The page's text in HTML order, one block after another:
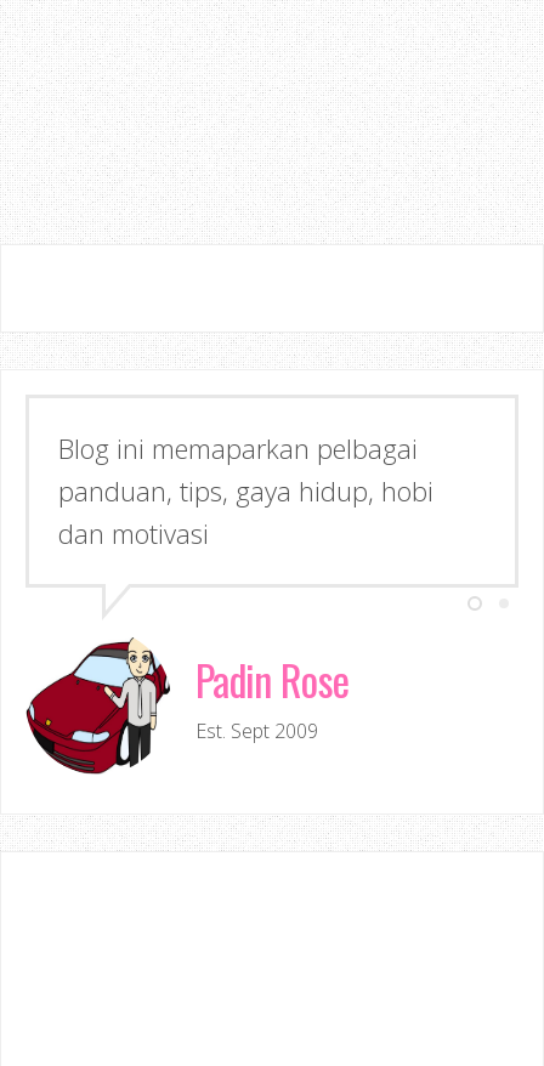
Semoga dapat memberi Manfaat &
Inspirasi kepada anda!
Padin Rose
Est. Sept 2009